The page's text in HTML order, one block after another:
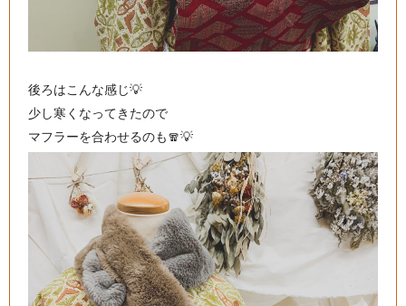
後ろはこんな感じ💡
少し寒くなってきたので
マフラーを合わせるのも🧣💡